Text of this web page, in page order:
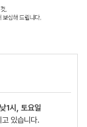
1시, 토요일
있습니다.